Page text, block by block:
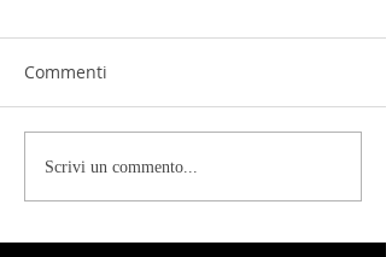
Commenti
Scrivi un commento...